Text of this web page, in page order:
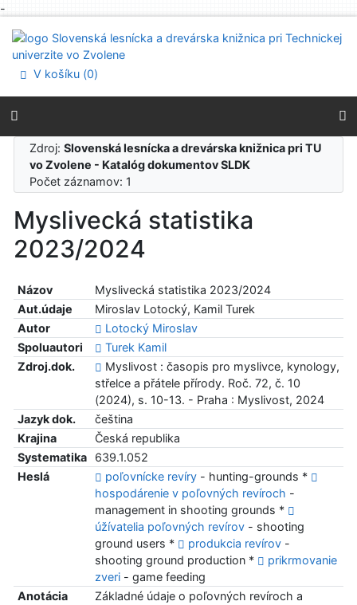
-
Prejsť na menu
Prehlásenie o webovej prístupnosti
V košíku (0)
Zdroj:Slovenská lesnícka a drevárska knižnica pri TU
vo Zvolene - Katalóg dokumentov SLDK
Počet záznamov: 1
Myslivecká statistika
2023/2024
Názov
Myslivecká statistika 2023/2024
Aut.údaje
Miroslav Lotocký, Kamil Turek
Autor
Lotocký Miroslav
Spoluautori
Turek Kamil
Zdroj.dok.
Myslivost : časopis pro myslivce, kynology,
střelce a přátele přírody. Roč. 72, č. 10
(2024), s. 10-13. - Praha : Myslivost, 2024
Jazyk dok.
čeština
Krajina
Česká republika
Systematika
639.1.052
Heslá
poľovnícke revíry- hunting-grounds *
hospodárenie v poľovných revíroch -
management in shooting grounds *
úžívatelia poľovných revírov- shooting
ground users *
produkcia revírov-
shooting ground production *
prikrmovanie
zveri- game feeding
Anotácia
Základné údaje o poľovných revíroch a